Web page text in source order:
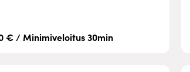
€ / Minimiveloitus 30min